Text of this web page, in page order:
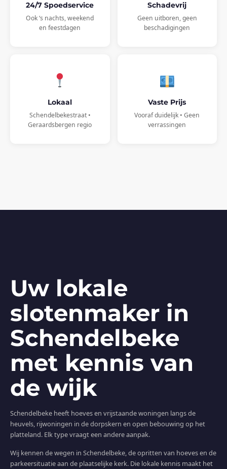
24/7 Spoedservice
Ook ‘s nachts, weekend
en feestdagen
Schadevrij
Geen uitboren, geen
beschadigingen
Lokaal
Schendelbekestraat •
Geraardsbergen regio
Vaste Prijs
Vooraf duidelijk • Geen
verrassingen
Uw lokale
slotenmaker in
Schendelbeke
met kennis van
de wijk
Schendelbeke heeft hoeves en vrijstaande woningen langs de
heuvels, rijwoningen in de dorpskern en open bebouwing op het
platteland. Elk type vraagt een andere aanpak.
Wij kennen de wegen in Schendelbeke, de opritten van hoeves en de
parkeersituatie aan de plaatselijke kerk. Die lokale kennis maakt het